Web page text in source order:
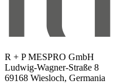
R + P MESPRO GmbH
Ludwig-Wagner-Straße 8
69168 Wiesloch, Germania